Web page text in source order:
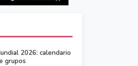
2026: calendario
grupos